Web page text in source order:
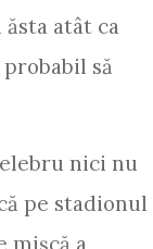
atât ca
să
nici nu
pe stadionul
mişcă a